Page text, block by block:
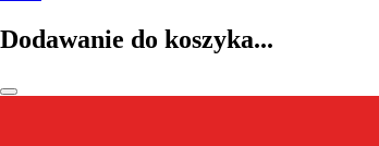
Dodawanie do koszyka...